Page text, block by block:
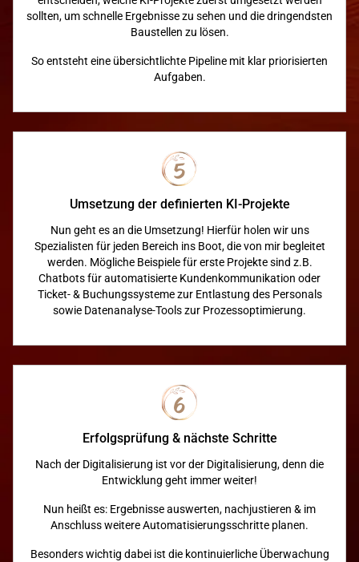
sollten, um schnelle Ergebnisse zu sehen und die dringendsten
Baustellen zu lösen.
So entsteht eine übersichtlichte Pipeline mit klar priorisierten
Aufgaben.
Umsetzung der definierten KI-Projekte
Nun geht es an die Umsetzung! Hierfür holen wir uns
Spezialisten für jeden Bereich ins Boot, die von mir begleitet
werden. Mögliche Beispiele für erste Projekte sind z.B.
Chatbots für automatisierte Kundenkommunikation oder
Ticket- & Buchungssysteme zur Entlastung des Personals
sowie Datenanalyse-Tools zur Prozessoptimierung.
Erfolgsprüfung & nächste Schritte
Nach der Digitalisierung ist vor der Digitalisierung, denn die
Entwicklung geht immer weiter!
Nun heißt es: Ergebnisse auswerten, nachjustieren & im
Anschluss weitere Automatisierungsschritte planen.
Besonders wichtig dabei ist die kontinuierliche Überwachung